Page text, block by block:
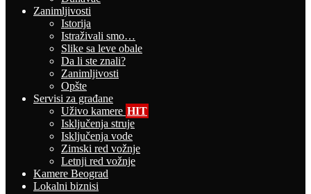
Zanimljivosti
Istorija
Istraživali smo…
Slike sa leve obale
Da li ste znali?
Zanimljivosti
Opšte
Servisi za građane
Uživo kamere HIT
Isključenja struje
Isključenja vode
Zimski red vožnje
Letnji red vožnje
Kamere Beograd
Lokalni biznisi